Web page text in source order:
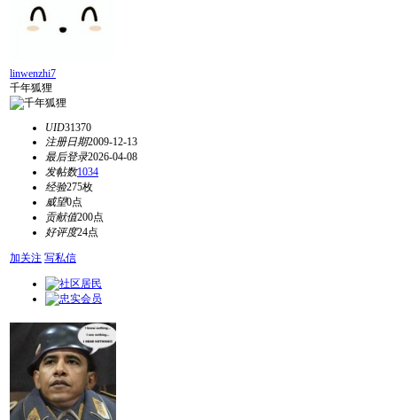
linwenzhi7
千年狐狸
UID31370
注册日期2009-12-13
最后登录2026-04-08
发帖数1034
经验275枚
威望0点
贡献值200点
好评度24点
加关注 写私信